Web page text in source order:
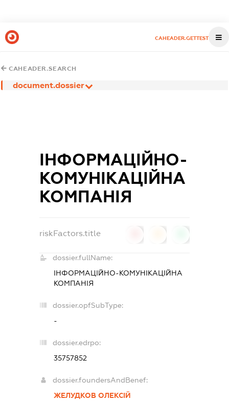
CAHEADER.GETTEST
CAHEADER.SEARCH
document.dossier
ІНФОРМАЦІЙНО-
КОМУНІКАЦІЙНА
КОМПАНІЯ
riskFactors.title
dossier.fullName:
ІНФОРМАЦІЙНО-КОМУНІКАЦІЙНА
КОМПАНІЯ
dossier.opfSubType:
-
dossier.edrpo:
35757852
dossier.foundersAndBenef:
ЖЕЛУДКОВ ОЛЕКСІЙ